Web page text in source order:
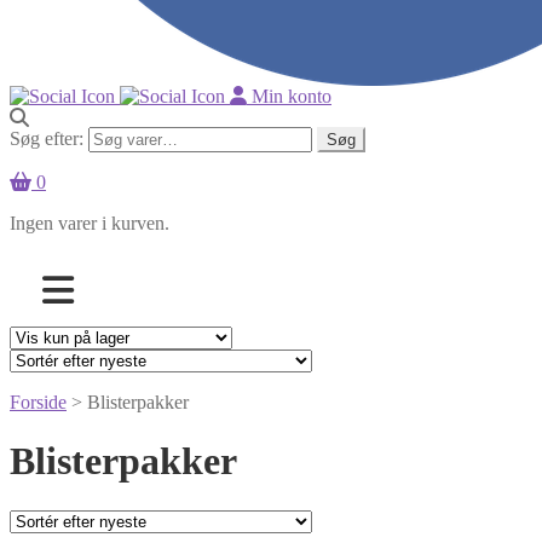
Min konto
Søg efter: Søg
0
Ingen varer i kurven.
Forside > Blisterpakker
Blisterpakker